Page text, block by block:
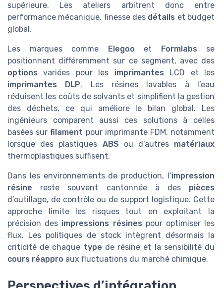
supérieure. Les ateliers arbitrent donc entre
performance mécanique, finesse des détails et budget
global.
Les marques comme Elegoo et Formlabs se
positionnent différemment sur ce segment, avec des
options variées pour les imprimantes LCD et les
imprimantes DLP. Les résines lavables à l’eau
réduisent les coûts de solvants et simplifient la gestion
des déchets, ce qui améliore le bilan global. Les
ingénieurs comparent aussi ces solutions à celles
basées surfilament pour imprimante FDM, notamment
lorsque des plastiques ABS ou d’autres matériaux
thermoplastiques suffisent.
Dans les environnements de production, l’impression
résine reste souvent cantonnée à des pièces
d’outillage, de contrôle ou de support logistique. Cette
approche limite les risques tout en exploitant la
précision des impressions résines pour optimiser les
flux. Les politiques de stock intègrent désormais la
criticité de chaque type de résine et la sensibilité du
cours réappro aux fluctuations du marché chimique.